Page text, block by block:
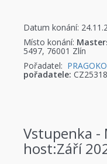
Datum konání:
Místo konání:
5497, 76001 Zlín
Pořadatel:
pořadatele:
Vstupenka -
host:Září